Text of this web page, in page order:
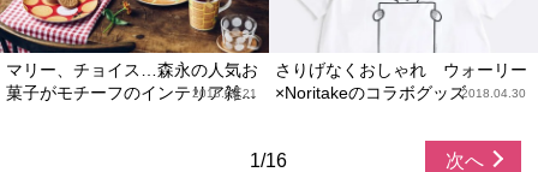
マリー、チョイス…森永の人気お
菓子がモチーフのインテリア雑...
2018.09.21
さりげなくおしゃれ ウォーリー
×Noritakeのコラボグッズ2018.04.30
1/16 次へ